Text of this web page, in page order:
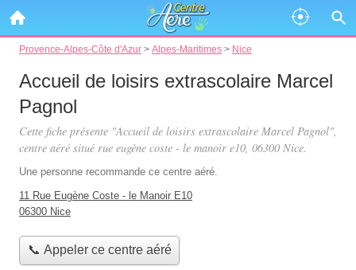
Provence-Alpes-Côte d'Azur > Alpes-Maritimes > Nice
Accueil de loisirs extrascolaire Marcel
Pagnol
Cette fiche présente "Accueil de loisirs extrascolaire Marcel Pagnol",
centre aéré situé rue eugène coste - le manoir e10, 06300 Nice.
Une personne recommande ce centre aéré.
11 Rue Eugène Coste - le Manoir E10
06300 Nice
📞 Appeler ce centre aéré